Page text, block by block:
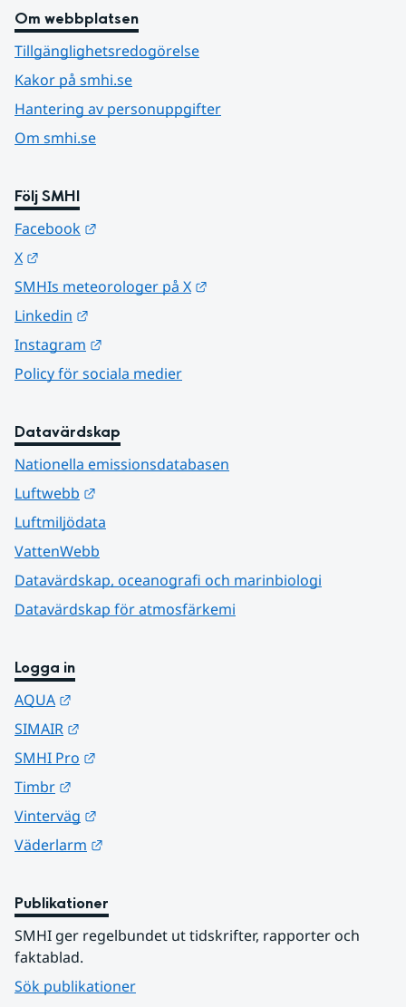
Om webbplatsen
Tillgänglighetsredogörelse
Kakor på smhi.se
Hantering av personuppgifter
Om smhi.se
Följ SMHI
Facebook
X
SMHIs meteorologer på X
Linkedin
Instagram
Policy för sociala medier
Datavärdskap
Nationella emissionsdatabasen
Luftwebb
Luftmiljödata
VattenWebb
Datavärdskap, oceanografi och marinbiologi
Datavärdskap för atmosfärkemi
Logga in
AQUA
SIMAIR
SMHI Pro
Timbr
Vinterväg
Väderlarm
Publikationer
SMHI ger regelbundet ut tidskrifter, rapporter och
faktablad.
Sök publikationer